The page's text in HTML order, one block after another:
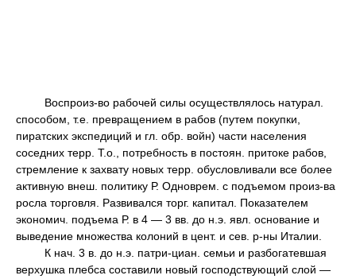
Воспроиз-во рабочей силы осуществлялось натурал.
способом, т.е. превращением в рабов (путем покупки,
пиратских экспедиций и гл. обр. войн) части населения
соседних терр. Т.о., потребность в постоян. притоке рабов,
стремление к захвату новых терр. обусловливали все более
активную внеш. политику Р. Одноврем. с подъемом произ-ва
росла торговля. Развивался торг. капитал. Показателем
экономич. подъема Р. в 4 — 3 вв. до н.э. явл. основание и
выведение множества колоний в цент. и сев. р-ны Италии.
К нач. 3 в. до н.э. патри-циан. семьи и разбогатевшая
верхушка плебса составили новый господствующий слой —